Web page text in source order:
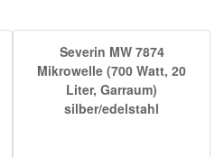
Severin MW 7874
Mikrowelle (700 Watt, 20
Liter, Garraum)
silber/edelstahl